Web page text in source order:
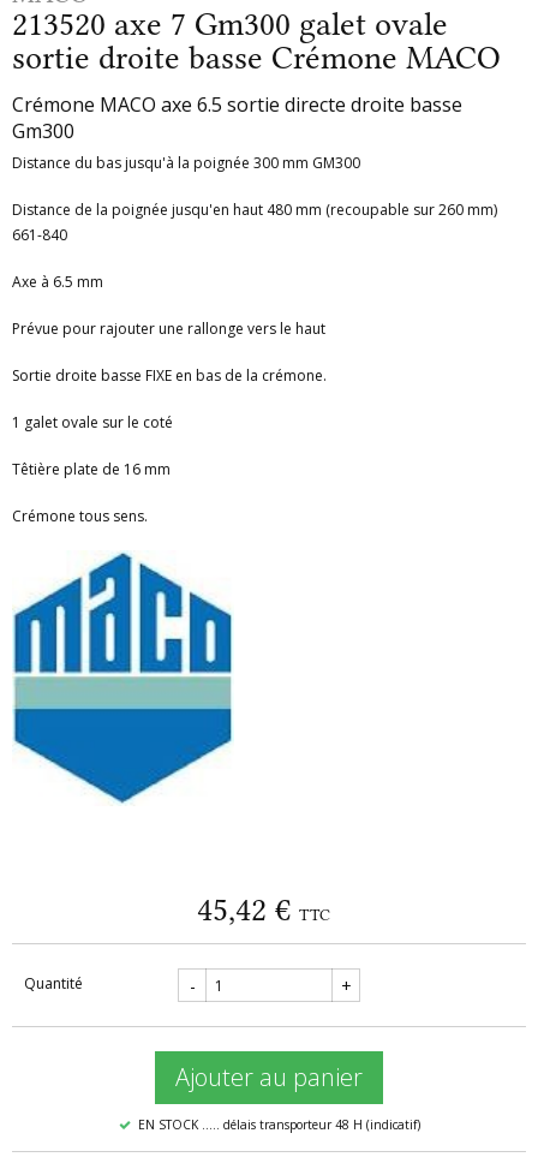
213520 axe 7 Gm300 galet ovale
sortie droite basse Crémone MACO
Crémone MACO axe 6.5 sortie directe droite basse
Gm300
Distance du bas jusqu'à la poignée 300 mm GM300
Distance de la poignée jusqu'en haut 480 mm (recoupable sur 260 mm)
661-840
Axe à 6.5 mm
Prévue pour rajouter une rallonge vers le haut
Sortie droite basse FIXE en bas de la crémone.
1 galet ovale sur le coté
Têtière plate de 16 mm
Crémone tous sens.
45,42 € TTC
Quantité - +
Ajouter au panier
EN STOCK ..... délais transporteur 48 H (indicatif)